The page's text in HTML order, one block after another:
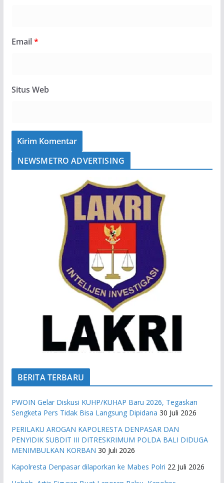
Email*
Situs Web
NEWSMETRO ADVERTISING
BERITA TERBARU
PWOIN Gelar Diskusi KUHP/KUHAP Baru 2026, Tegaskan
Sengketa Pers Tidak Bisa Langsung Dipidana 30 Juli 2026
PERILAKU AROGAN KAPOLRESTA DENPASAR DAN
PENYIDIK SUBDIT III DITRESKRIMUM POLDA BALI DIDUGA
MENIMBULKAN KORBAN 30 Juli 2026
Kapolresta Denpasar dilaporkan ke Mabes Polri 22 Juli 2026